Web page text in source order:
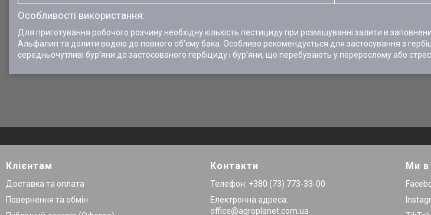
Особливості використання:
Для приготування робочого розчину необхідну кількість пестициду при розмішуванні залити в
Альфалип та долити водою до повного об’єму бака. Особливо рекомендується для застосування з
середньочутливі бур’яни до застосованого гербіциду і бур’яни, що перебувають у перерослому або
Клієнтам
Доставка та оплата
Повернення та обмін
Контакти
Телефон: +380 (73) 773-33-00
Електронна адреса:
office@agroplanet.com.ua
Ми